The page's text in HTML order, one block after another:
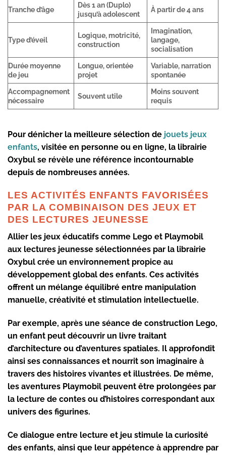
Tranche d’âge
Dès 1 an (Duplo)
jusqu’à adolescent
À partir de 4 ans
Type d’éveil
Logique, motricité,
construction
Imagination,
langage,
socialisation
Durée moyenne
de jeu
Longue, orientée
projet
Variable, narration
spontanée
Accompagnement
nécessaire
Souvent utile
Moins souvent
requis
Pour dénicher la meilleure sélection de jouets jeux
enfants, visitée en personne ou en ligne, la librairie
Oxybul se révèle une référence incontournable
depuis de nombreuses années.
LES ACTIVITÉS ENFANTS FAVORISÉES
PAR LA COMBINAISON DES JEUX ET
DES LECTURES JEUNESSE
Allier les jeux éducatifs comme Lego et Playmobil
aux lectures jeunesse sélectionnées par la librairie
Oxybul crée un environnement propice au
développement global des enfants. Ces activités
offrent un mélange équilibré entre manipulation
manuelle, créativité et stimulation intellectuelle.
Par exemple, après une séance de construction Lego,
un enfant peut découvrir un livre traitant
d’architecture ou d’aventures spatiales. Il approfondit
ainsi ses connaissances et nourrit son imaginaire à
travers des histoires vivantes et illustrées. De même,
les aventures Playmobil peuvent être prolongées par
la lecture de contes ou d’histoires correspondant aux
univers des figurines.
Ce dialogue entre lecture et jeu stimule la curiosité
des enfants, ainsi que leur appétence à apprendre par